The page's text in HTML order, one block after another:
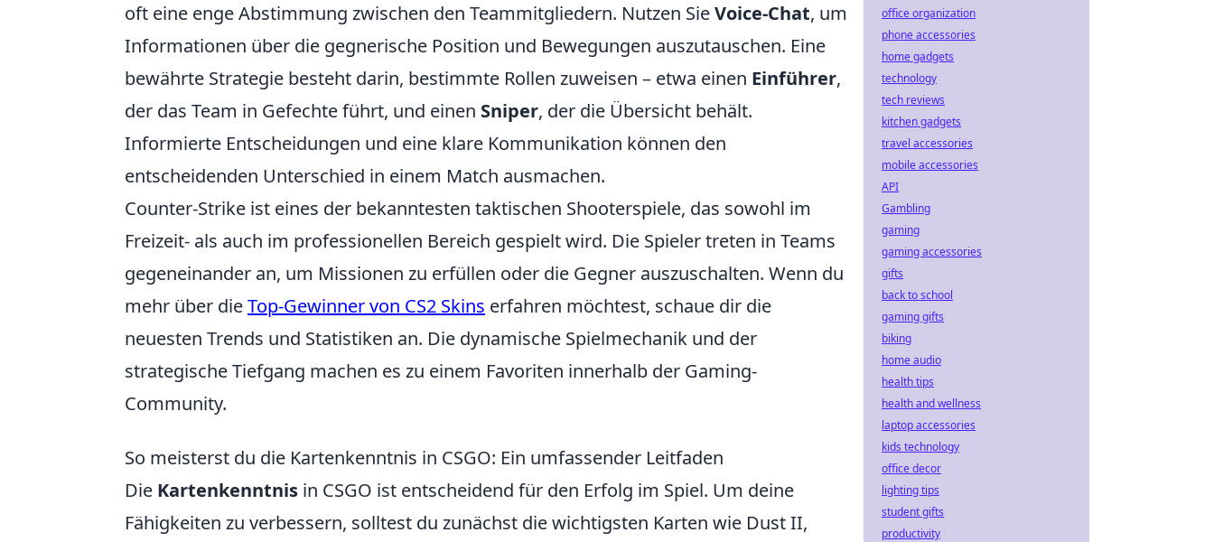
oft eine enge Abstimmung zwischen den Teammitgliedern. Nutzen SieVoice-Chat, um
Informationen über die gegnerische Position und Bewegungen auszutauschen. Eine
bewährte Strategie besteht darin, bestimmte Rollen zuweisen – etwa einen Einführer,
der das Team in Gefechte führt, und einen Sniper, der die Übersicht behält.
Informierte Entscheidungen und eine klare Kommunikation können den
entscheidenden Unterschied in einem Match ausmachen.
Counter-Strike ist eines der bekanntesten taktischen Shooterspiele, das sowohl im
Freizeit- als auch im professionellen Bereich gespielt wird. Die Spieler treten in Teams
gegeneinander an, um Missionen zu erfüllen oder die Gegner auszuschalten. Wenn du
mehr über dieTop-Gewinner von CS2 Skins erfahren möchtest, schaue dir die
neuesten Trends und Statistiken an. Die dynamische Spielmechanik und der
strategische Tiefgang machen es zu einem Favoriten innerhalb der Gaming-
Community.
So meisterst du die Kartenkenntnis in CSGO: Ein umfassender Leitfaden
Die Kartenkenntnis in CSGO ist entscheidend für den Erfolg im Spiel. Um deine
Fähigkeiten zu verbessern, solltest du zunächst die wichtigsten Karten wie Dust II,
office organization
phone accessories
home gadgets
technology
tech reviews
kitchen gadgets
travel accessories
mobile accessories
API
Gambling
gaming
gaming accessories
gifts
back to school
gaming gifts
biking
home audio
health tips
health and wellness
laptop accessories
kids technology
office decor
lighting tips
student gifts
productivity